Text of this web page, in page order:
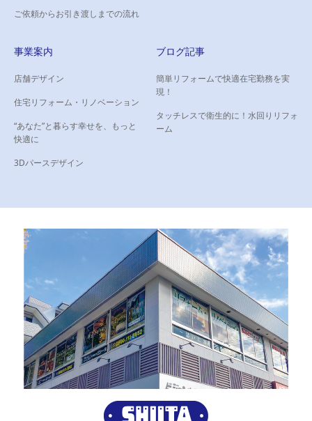
ご依頼からお引き渡しまでの流れ
事業案内
店舗デザイン
住宅リフォーム・リノベーション
“あなた”と暮らす幸せを、もっと
快適に
3Dパースデザイン
ブログ記事
簡単リフォームで快適在宅勤務を実
現！
タッチレスで衛生的に！水回りリフォ
ーム